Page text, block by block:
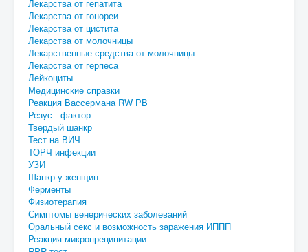
Лекарства от гепатита
Лекарства от гонореи
Лекарства от цистита
Лекарства от молочницы
Лекарственные средства от молочницы
Лекарства от герпеса
Лейкоциты
Медицинские справки
Реакция Вассермана RW РВ
Резус - фактор
Твердый шанкр
Тест на ВИЧ
ТОРЧ инфекции
УЗИ
Шанкр у женщин
Ферменты
Физиотерапия
Симптомы венерических заболеваний
Оральный секс и возможность заражения ИППП
Реакция микропреципитации